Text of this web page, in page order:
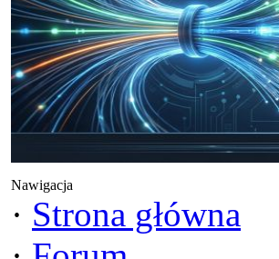
Nawigacja
· Strona główna